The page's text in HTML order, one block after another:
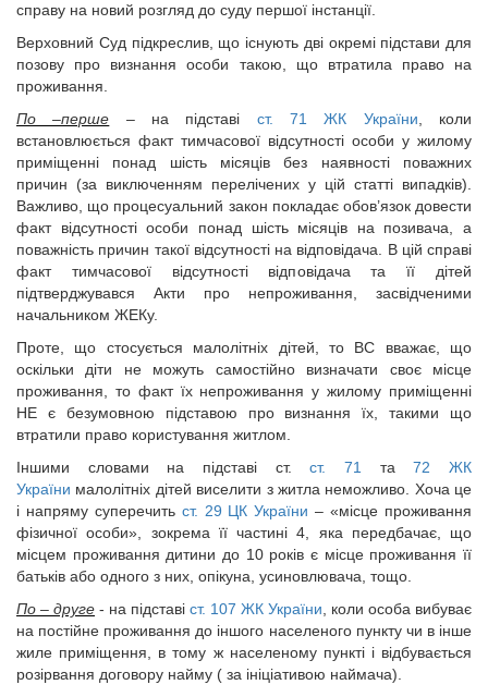
справу на новий розгляд до суду першої інстанції.
Верховний Суд підкреслив, що існують дві окремі підстави для
позову про визнання особи такою, що втратила право на
проживання.
По –перше – на підставі ст. 71 ЖК України , коли
встановлюється факт тимчасової відсутності особи у жилому
приміщенні понад шість місяців без наявності поважних
причин (за виключенням перелічених у цій статті випадків).
Важливо, що процесуальний закон покладає обов’язок довести
факт відсутності особи понад шість місяців на позивача, а
поважність причин такої відсутності на відповідача. В цій справі
факт тимчасової відсутності відповідача та її дітей
підтверджувався Акти про непроживання, засвідченими
начальником ЖЕКу.
Проте, що стосується малолітніх дітей, то ВС вважає, що
оскільки діти не можуть самостійно визначати своє місце
проживання, то факт їх непроживання у жилому приміщенні
НЕ є безумовною підставою про визнання їх, такими що
втратили право користування житлом.
Іншими словами на підставі ст.ст. 71 та72 ЖК
України малолітніх дітей виселити з житла неможливо. Хоча це
і напряму суперечить ст. 29 ЦК України – «місце проживання
фізичної особи», зокрема її частині 4, яка передбачає, що
місцем проживання дитини до 10 років є місце проживання її
батьків або одного з них, опікуна, усиновлювача, тощо.
По – друге - на підставі ст. 107 ЖК України , коли особа вибуває
на постійне проживання до іншого населеного пункту чи в інше
жиле приміщення, в тому ж населеному пункті і відбувається
розірвання договору найму ( за ініціативою наймача).